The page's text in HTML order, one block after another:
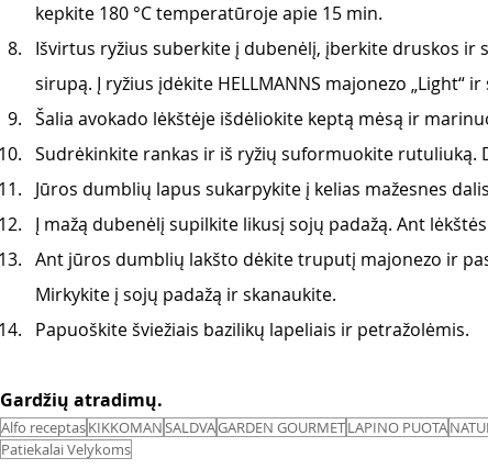
kepkite 180 °C temperatūroje apie 15 min.
Išvirtus ryžius suberkite į dubenėlį, įberkite druskos ir
sirupą. Į ryžius įdėkite HELLMANNS majonezo „Light“
Šalia avokado lėkštėje išdėliokite keptą mėsą ir
Sudrėkinkite rankas ir iš ryžių suformuokite rutuliuką.
Jūros dumblių lapus sukarpykite į kelias mažesnes
Į mažą dubenėlį supilkite likusį sojų padažą. Ant
Ant jūros dumblių lakšto dėkite truputį majonezo ir
Mirkykite į sojų padažą ir skanaukite.
Papuoškite šviežiais bazilikų lapeliais ir petražolėmis.
Gardžių atradimų.
Alfo receptasKIKKOMANSALDVAGARDEN GOURMETLAPINO PUOTA
Patiekalai Velykoms